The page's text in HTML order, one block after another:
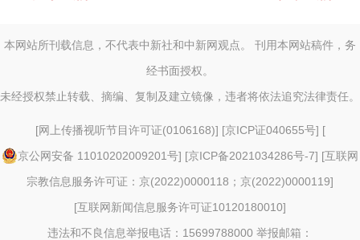
本网站所刊载信息，不代表中新社和中新网观点。 刊用本网站稿件，务
经书面授权。
未经授权禁止转载、摘编、复制及建立镜像，违者将依法追究法律责任。
[网上传播视听节目许可证(0106168)] [京ICP证040655号] [
京公网安备 11010202009201号] [京ICP备2021034286号-7] [互联网
宗教信息服务许可证：京(2022)0000118；京(2022)0000119]
[互联网新闻信息服务许可证10120180010]
违法和不良信息举报电话：15699788000 举报邮箱：